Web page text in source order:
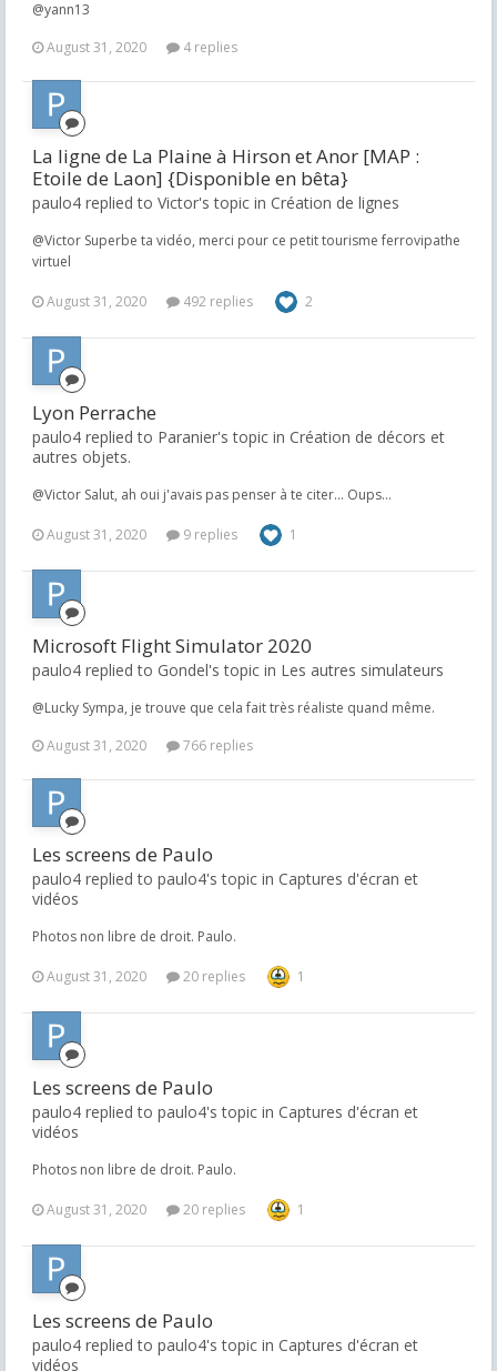
@yann13
August 31, 2020
4 replies
La ligne de La Plaine à Hirson et Anor [MAP :
Etoile de Laon] {Disponible en bêta}
paulo4 replied to Victor's topic in Création de lignes
@Victor Superbe ta vidéo, merci pour ce petit tourisme ferrovipathe
virtuel
August 31, 2020 492 replies 2
Lyon Perrache
paulo4 replied to Paranier's topic in Création de décors et
autres objets.
@Victor Salut, ah oui j'avais pas penser à te citer... Oups...
August 31, 2020 9 replies 1
Microsoft Flight Simulator 2020
paulo4 replied to Gondel's topic in Les autres simulateurs
@Lucky Sympa, je trouve que cela fait très réaliste quand même.
August 31, 2020
766 replies
Les screens de Paulo
paulo4 replied to paulo4's topic in Captures d'écran et
vidéos
Photos non libre de droit. Paulo.
August 31, 2020 20 replies 1
Les screens de Paulo
paulo4 replied to paulo4's topic in Captures d'écran et
vidéos
Photos non libre de droit. Paulo.
August 31, 2020 20 replies 1
Les screens de Paulo
paulo4 replied to paulo4's topic in Captures d'écran et
vidéos